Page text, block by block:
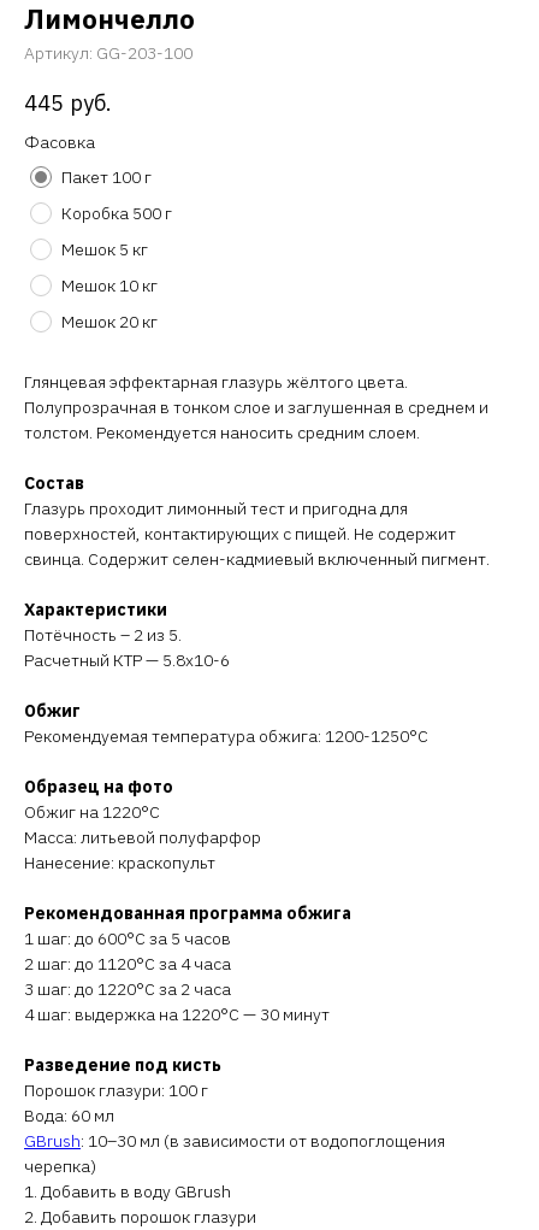
Лимончелло
Артикул: GG-203-100
445 руб.
Фасовка
Пакет 100 г
Коробка 500 г
Мешок 5 кг
Мешок 10 кг
Мешок 20 кг
Глянцевая эффектарная глазурь жёлтого цвета.
Полупрозрачная в тонком слое и заглушенная в среднем и
толстом. Рекомендуется наносить средним слоем.
Состав
Глазурь проходит лимонный тест и пригодна для
поверхностей, контактирующих с пищей. Не содержит
свинца. Содержит селен-кадмиевый включенный пигмент.
Характеристики
Потёчность – 2 из 5.
Расчетный КТР — 5.8х10-6
Обжиг
Рекомендуемая температура обжига: 1200-1250°C
Образец на фото
Обжиг на 1220°C
Масса: литьевой полуфарфор
Нанесение: краскопульт
Рекомендованная программа обжига
1 шаг: до 600°C за 5 часов
2 шаг: до 1120°C за 4 часа
3 шаг: до 1220°C за 2 часа
4 шаг: выдержка на 1220°C — 30 минут
Разведение под кисть
Порошок глазури: 100 г
Вода: 60 мл
GBrush: 10–30 мл (в зависимости от водопоглощения
черепка)
1. Добавить в воду GBrush
2. Добавить порошок глазури